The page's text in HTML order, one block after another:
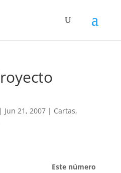
| Jun 21, 2007| Cartas,
Este número